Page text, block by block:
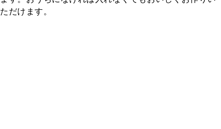
ただけます。